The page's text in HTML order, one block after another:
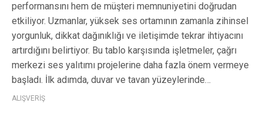
performansını hem de müşteri memnuniyetini doğrudan
etkiliyor. Uzmanlar, yüksek ses ortamının zamanla zihinsel
yorgunluk, dikkat dağınıklığı ve iletişimde tekrar ihtiyacını
artırdığını belirtiyor. Bu tablo karşısında işletmeler, çağrı
merkezi ses yalıtımı projelerine daha fazla önem vermeye
başladı. İlk adımda, duvar ve tavan yüzeylerinde…
ALIŞVERİŞ